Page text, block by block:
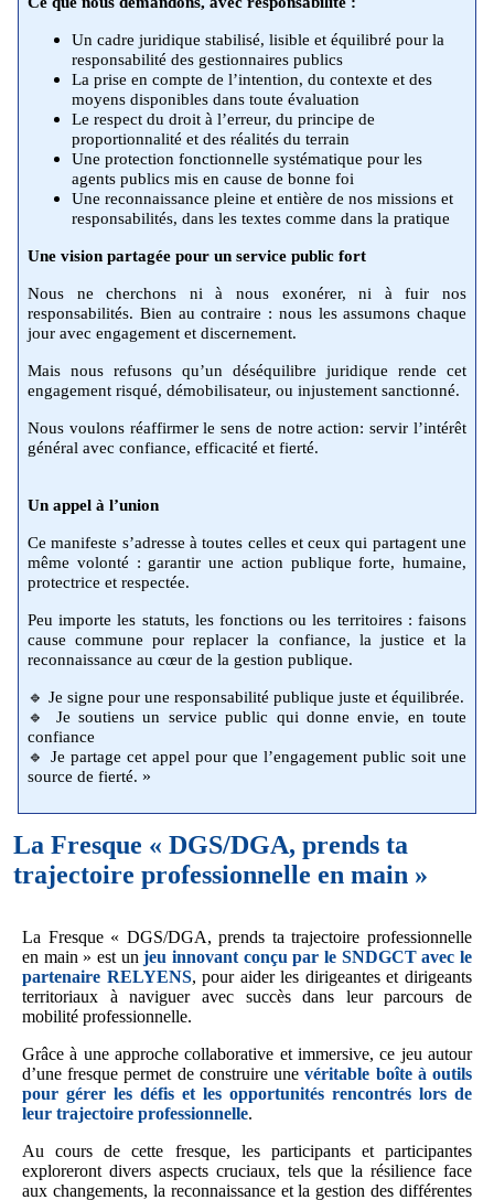
Un cadre juridique stabilisé, lisible et équilibré pour la
responsabilité des gestionnaires publics
La prise en compte de l’intention, du contexte et des
moyens disponibles dans toute évaluation
Le respect du droit à l’erreur, du principe de
proportionnalité et des réalités du terrain
Une protection fonctionnelle systématique pour les
agents publics mis en cause de bonne foi
Une reconnaissance pleine et entière de nos missions et
responsabilités, dans les textes comme dans la pratique
Une vision partagée pour un service public fort
Nous ne cherchons ni à nous exonérer, ni à fuir nos
responsabilités. Bien au contraire : nous les assumons chaque
jour avec engagement et discernement.
Mais nous refusons qu’un déséquilibre juridique rende cet
engagement risqué, démobilisateur, ou injustement sanctionné.
Nous voulons réaffirmer le sens de notre action: servir l’intérêt
général avec confiance, efficacité et fierté.
Un appel à l’union
Ce manifeste s’adresse à toutes celles et ceux qui partagent une
même volonté : garantir une action publique forte, humaine,
protectrice et respectée.
Peu importe les statuts, les fonctions ou les territoires : faisons
cause commune pour replacer la confiance, la justice et la
reconnaissance au cœur de la gestion publique.
🔹 Je signe pour une responsabilité publique juste et équilibrée.
🔹 Je soutiens un service public qui donne envie, en toute
confiance
🔹 Je partage cet appel pour que l’engagement public soit une
source de fierté. »
La Fresque « DGS/DGA, prends ta
trajectoire professionnelle en main »
La Fresque « DGS/DGA, prends ta trajectoire professionnelle
en main » est unjeu innovant conçu par le SNDGCT avec le
partenaire RELYENS, pour aider les dirigeantes et dirigeants
territoriaux à naviguer avec succès dans leur parcours de
mobilité professionnelle.
Grâce à une approche collaborative et immersive, ce jeu autour
d’une fresque permet de construire unevéritable boîte à outils
pour gérer les défis et les opportunités rencontrés lors de
leur trajectoire professionnelle.
Au cours de cette fresque, les participants et participantes
exploreront divers aspects cruciaux, tels que la résilience face
aux changements, la reconnaissance et la gestion des différentes